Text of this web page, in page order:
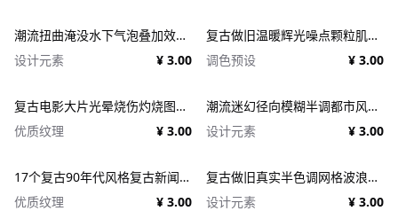
潮流扭曲淹没水下气泡叠加效果照片人像修图PS特效滤镜插件样机 Deluge Underwater Photo Effect
设计元素
¥ 3.00
复古做旧温暖辉光噪点颗粒肌理人像图像修图PS特效滤镜插件样机模板+LUT调色预设 EFCO LOOKS: VERSION 1.0
调色预设
¥ 3.00
复古电影大片光晕烧伤灼烧图片照片后期处理特效PSD样机 Light Leaks Overlays Template
优质纹理
¥ 3.00
潮流迷幻径向模糊半调都市风人像图像PS修图特效滤镜样机模板 Halftone Spinning Blur Photo Effect
设计元素
¥ 3.00
17个复古90年代风格复古新闻纸纹理广告PSD模板 1950s Style Retro Ad Templates
优质纹理
¥ 3.00
复古做旧真实半色调网格波浪印刷肌理特效PSD设计图片照片处理特效生成器 Goblin Printer - Halftone Effects
设计元素
¥ 3.00